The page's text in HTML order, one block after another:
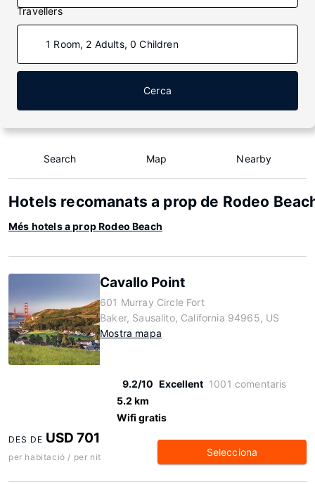
Travellers
1 Room, 2 Adults, 0 Children
Cerca
Search Map Nearby
Hotels recomanats a prop de Rodeo
Més hotels a prop Rodeo Beach
Cavallo Point
601 Murray Circle Fort
Baker, Sausalito, California 94965, US
Mostra mapa
9.2/10 Excellent 1001 comentaris
5.2 km
Wifi gratis
DES DE USD 701
per habitació / per nit Selecciona